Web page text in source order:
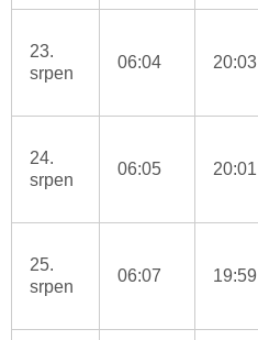
23.
srpen
06:04 20:03
24.
srpen
06:05 20:01
25.
srpen
06:07 19:59